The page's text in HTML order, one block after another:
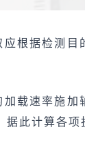
根据检测目
载速率施加
此计算各